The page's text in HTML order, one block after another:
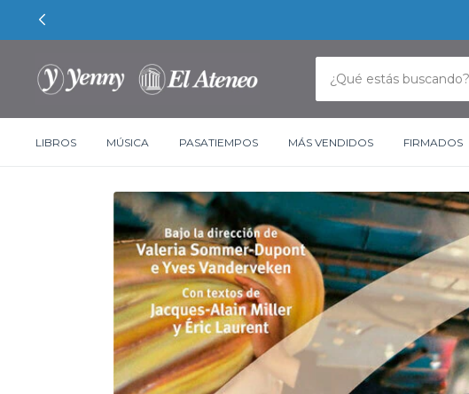
LIBROS MÚSICA PASATIEMPOS MÁS VENDIDOS FIRMADOS